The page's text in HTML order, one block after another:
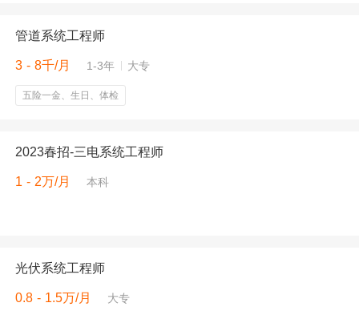
管道系统工程师
3 - 8千/月 1-3年 大专
五险一金、生日、体检
2023春招-三电系统工程师
1 - 2万/月 本科
光伏系统工程师
0.8 - 1.5万/月 大专